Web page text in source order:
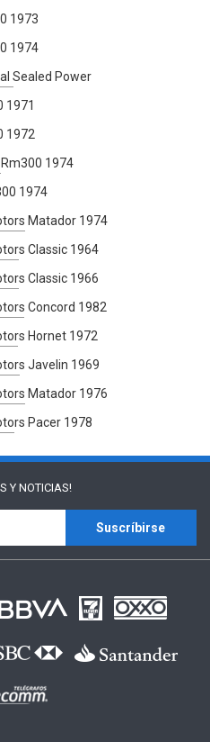
1973
1974
Sealed Power
1971
1972
1974
1974
Matador 1974
Classic 1964
Classic 1966
Concord 1982
Hornet 1972
Javelin 1969
Matador 1976
Pacer 1978
Y NOTICIAS!
Suscríbirse